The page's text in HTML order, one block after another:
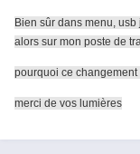
Bien sûr dans menu,
alors sur mon poste de
pourquoi ce changement
merci de vos lumières